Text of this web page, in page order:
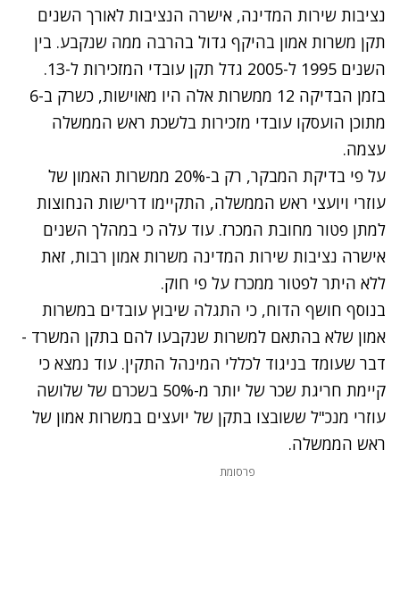
נציבות שירות המדינה, אישרה הנציבות לאורך השנים
תקן משרות אמון בהיקף גדול בהרבה ממה שנקבע. בין
השנים 1995 ל-2005 גדל תקן עובדי המזכירות ל-13.
בזמן הבדיקה 12 ממשרות אלה היו מאוישות, כשרק ב-6
מתוכן הועסקו עובדי מזכירות בלשכת ראש הממשלה
עצמה.
על פי בדיקת המבקר, רק ב-20% ממשרות האמון של
עוזרי ויועצי ראש הממשלה, התקיימו דרישות הנחוצות
למתן פטור מחובת המכרז. עוד עלה כי במהלך השנים
אישרה נציבות שירות המדינה משרות אמון רבות, זאת
ללא היתר לפטור ממכרז על פי חוק.
בנוסף חושף הדוח, כי התגלה שיבוץ עובדים במשרות
אמון שלא בהתאם למשרות שנקבעו להם בתקן המשרד -
דבר שעומד בניגוד לכללי המינהל התקין. עוד נמצא כי
קיימת חריגת שכר של יותר מ-50% בשכרם של שלושה
עוזרי מנכ"ל ששובצו בתקן של יועצים במשרות אמון של
ראש הממשלה.
פרסומת